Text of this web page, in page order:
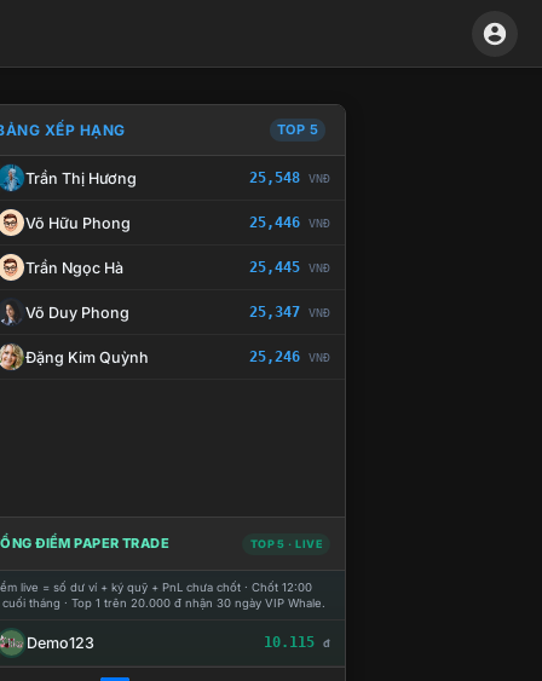
CHẾ TÀI XỬ LÝ VI PHẠM
XẾP HẠNG TOP 5
Trần Thị Hương 25,548 VNĐ
Võ Hữu Phong 25,446 VNĐ
Trần Ngọc Hà 25,445 VNĐ
Võ Duy Phong 25,347 VNĐ
Đặng Kim Quỳnh 25,246 VNĐ
ĐIỂM PAPER TRADE TOP 5 · LIVE
live = số dư ví + ký quỹ + PnL chưa chốt · Chốt 12:00
tháng · Top 1 trên 20.000 đ nhận 30 ngày VIP Whale.
Demo123 10.115 đ